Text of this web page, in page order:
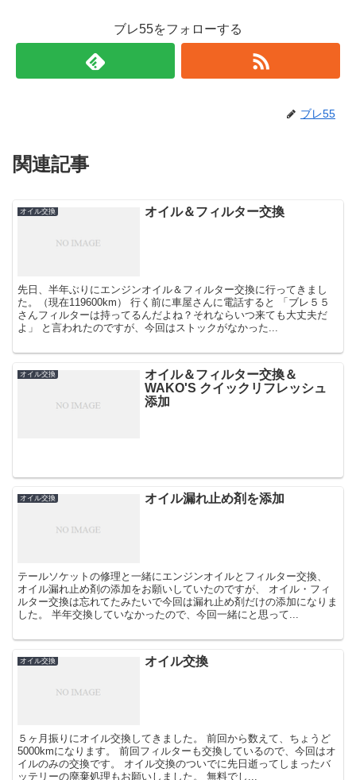
ブレ55をフォローする
ブレ55
関連記事
オイル交換 オイル＆フィルター交換
先日、半年ぶりにエンジンオイル＆フィルター交換に行ってきまし
た。（現在119600km） 行く前に車屋さんに電話すると 「ブレ５５
さんフィルターは持ってるんだよね？それならいつ来ても大丈夫だ
よ」 と言われたのですが、今回はストックがなかった...
オイル交換
オイル＆フィルター交換＆
WAKO'S クイックリフレッシュ
添加
オイル交換 オイル漏れ止め剤を添加
テールソケットの修理と一緒にエンジンオイルとフィルター交換、
オイル漏れ止め剤の添加をお願いしていたのですが、 オイル・フィ
ルター交換は忘れてたみたいで今回は漏れ止め剤だけの添加になりま
した。 半年交換していなかったので、今回一緒にと思って...
オイル交換 オイル交換
５ヶ月振りにオイル交換してきました。 前回から数えて、ちょうど
5000kmになります。 前回フィルターも交換しているので、今回はオ
イルのみの交換です。 オイル交換のついでに先日逝ってしまったバ
ッテリーの廃棄処理もお願いしました。 無料でし...